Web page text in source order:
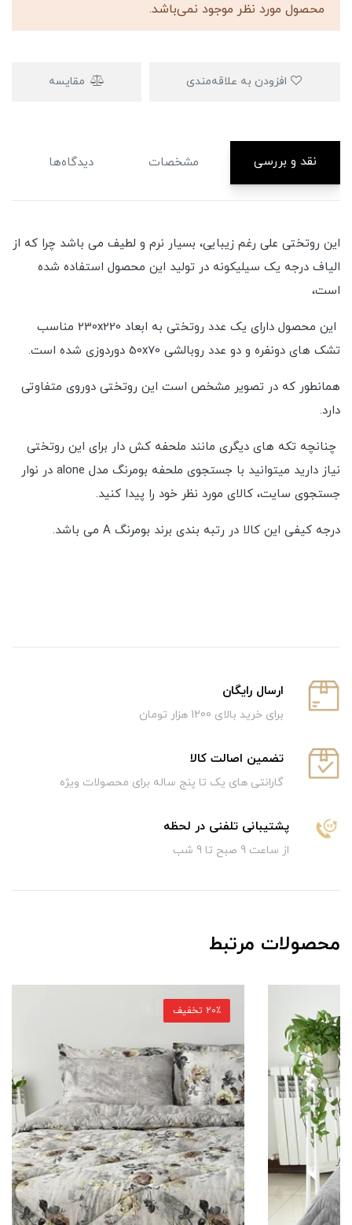
محصول مورد نظر موجود نمی‌باشد.
مقایسه
نقد و بررسی مشخصات دیدگاه‌ها
این روتختی علی رغم زیبایی، بسیار نرم و لطیف می باشد چرا که از
الیاف درجه یک سیلیکونه در تولید این محصول استفاده شده
است،
این محصول دارای یک عدد روتختی به ابعاد 230x220 مناسب
تشک های دونفره و دو عدد روبالشی 50x70 دوردوزی شده است.
همانطور که در تصویر مشخص است این روتختی دوروی متفاوتی
دارد.
چنانچه تکه های دیگری مانند ملحفه کش دار برای این روتختی
نیاز دارید میتوانید با جستجوی ملحفه بومرنگ مدل alone در نوار
جستجوی سایت، کالای مورد نظر خود را پیدا کنید.
درجه کیفی این کالا در رتبه بندی برند بومرنگ A می باشد.
ارسال رایگان
برای خرید بالای 1200 هزار تومان
تضمین اصالت کالا
گارانتی های یک تا پنج ساله برای محصولات ویژه
پشتیبانی تلفنی در لحظه
از ساعت 9 صبح تا 9 شب
محصولات مرتبط